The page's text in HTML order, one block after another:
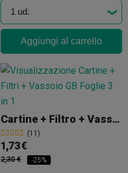
Aggiungi al carrello
Cartine + Filtro + Vassoio GB Foglie
(11)
1,73 €
2,30 € -25%